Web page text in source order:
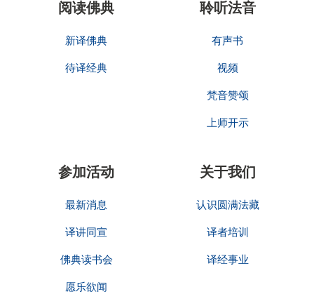
阅读佛典
新译佛典
待译经典
聆听法音
有声书
视频
梵音赞颂
上师开示
参加活动
最新消息
译讲同宣
佛典读书会
愿乐欲闻
关于我们
认识圆满法藏
译者培训
译经事业